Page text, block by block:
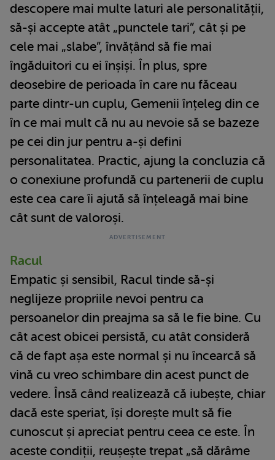
descopere mai multe laturi ale personalității,
să-și accepte atât „punctele tari”, cât și pe
cele mai „slabe”, învățând să fie mai
îngăduitori cu ei înșiși. În plus, spre
deosebire de perioada în care nu făceau
parte dintr-un cuplu, Gemenii înțeleg din ce
în ce mai mult că nu au nevoie să se bazeze
pe cei din jur pentru a-și defini
personalitatea. Practic, ajung la concluzia că
o conexiune profundă cu partenerii de cuplu
este cea care îi ajută să înțeleagă mai bine
cât sunt de valoroși.
Racul
Empatic și sensibil, Racul tinde să-și
neglijeze propriile nevoi pentru ca
persoanelor din preajma sa să le fie bine. Cu
cât acest obicei persistă, cu atât consideră
că de fapt așa este normal și nu încearcă să
vină cu vreo schimbare din acest punct de
vedere. Însă când realizează că iubește, chiar
dacă este speriat, își dorește mult să fie
cunoscut și apreciat pentru ceea ce este. În
aceste condiții, reușește trepat „să dărâme